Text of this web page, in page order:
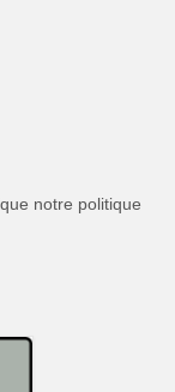
notre politique